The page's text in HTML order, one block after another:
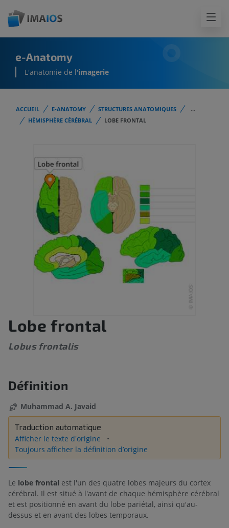
e-Anatomy
L'anatomie de l'imagerie
ACCUEIL E-ANATOMY STRUCTURES ANATOMIQUES
...
HÉMISPHÈRE CÉRÉBRAL
LOBE FRONTAL
Lobe frontal
Lobus frontalis
Définition
Muhammad A. Javaid
Traduction automatique
Afficher le texte d'origine
Toujours afficher la définition d’origine
Le lobe frontal est l'un des quatre lobes majeurs du cortex
cérébral. Il est situé à l'avant de chaque hémisphère cérébral
et est positionné en avant du lobe pariétal, ainsi qu'au-
dessus et en avant des lobes temporaux.